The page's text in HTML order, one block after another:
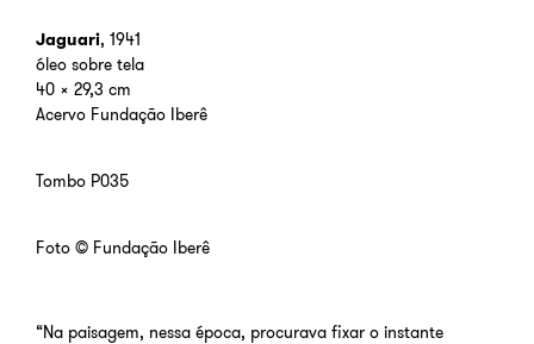
Jaguari, 1941
óleo sobre tela
40 x 29,3 cm
Acervo Fundação Iberê
Tombo P035
Foto © Fundação Iberê
“Na paisagem, nessa época, procurava fixar o instante